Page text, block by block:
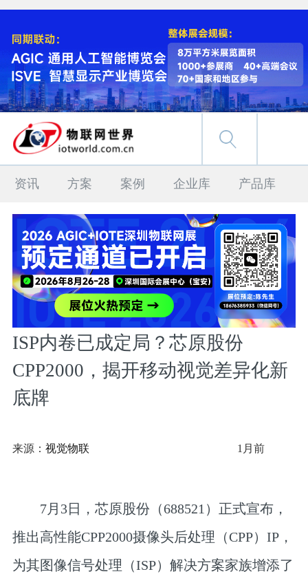
资讯 方案 案例 企业库 产品库
ISP内卷已成定局？芯原股份
CPP2000，揭开移动视觉差异化新
底牌
来源： 视觉物联 1月前
7月3日，芯原股份（688521）正式宣布，
推出高性能CPP2000摄像头后处理（CPP）IP，
为其图像信号处理（ISP）解决方案家族增添了